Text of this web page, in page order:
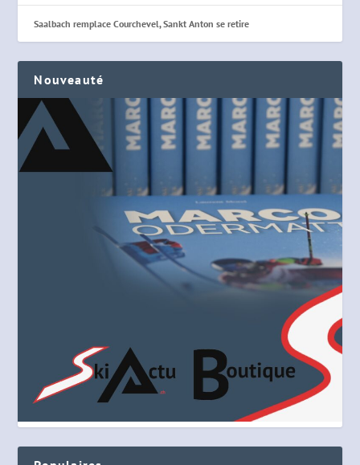
Saalbach remplace Courchevel, Sankt Anton se retire
Nouveauté